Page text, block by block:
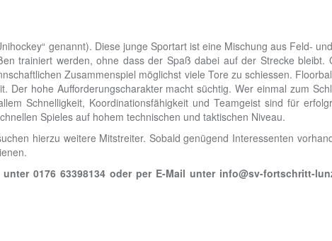
genannt). Diese junge Sportart ist eine Mischung aus Feld-
trainiert werden, ohne dass der Spaß dabei auf der Strecke bleibt.
Zusammenspiel möglichst viele Tore zu schiessen.
hohe Aufforderungscharakter macht süchtig. Wer einmal zum
Schnelligkeit, Koordinationsfähigkeit und Teamgeist sind für
Spieles auf hohem technischen und taktischen Niveau.
hierzu weitere Mitstreiter. Sobald genügend Interessenten
0176 63398134 oder per E-Mail unter info@sv-fortschritt-